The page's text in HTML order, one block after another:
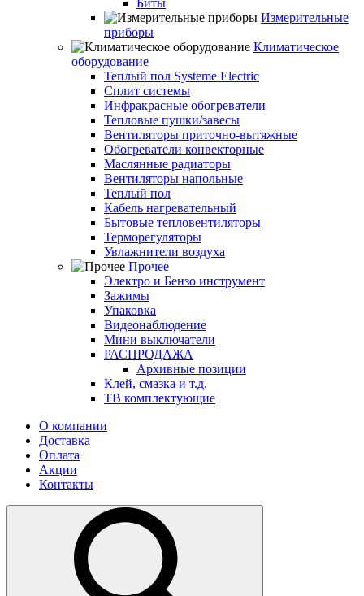
Биты
Измерительные
приборы
Климатическое
оборудование
Теплый пол Systeme Electric
Сплит системы
Инфракрасные обогреватели
Тепловые пушки/завесы
Вентиляторы приточно-вытяжные
Обогреватели конвекторные
Маслянные радиаторы
Вентиляторы напольные
Теплый пол
Кабель нагревательный
Бытовые тепловентиляторы
Терморегуляторы
Увлажнители воздуха
Прочее
Электро и Бензо инструмент
Зажимы
Упаковка
Видеонаблюдение
Мини выключатели
РАСПРОДАЖА
Архивные позиции
Клей, смазка и т.д.
ТВ комплектующие
О компании
Доставка
Оплата
Акции
Контакты